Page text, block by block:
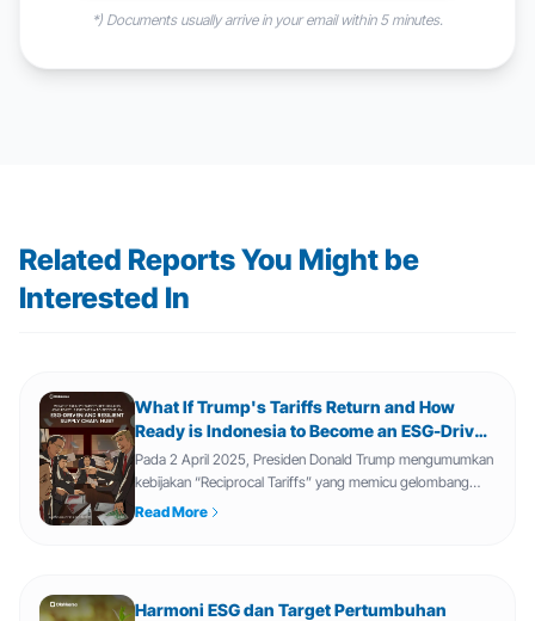
*) Documents usually arrive in your email within 5 minutes.
Related Reports You Might be
Interested In
What If Trump's Tariffs Return and How
Ready is Indonesia to Become an ESG-Driven
and Resilient Supply Chain Hub?
Pada 2 April 2025, Presiden Donald Trump mengumumkan
kebijakan “Reciprocal Tariffs” yang memicu gelombang
baru proteksionisme global dan mendorong perusahaan
Read More
Harmoni ESG dan Target Pertumbuhan